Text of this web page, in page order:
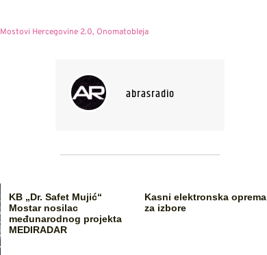
Mostovi Hercegovine 2.0,Onomatobleja
abrasradio
KB „Dr. Safet Mujić“
Mostar nosilac
međunarodnog projekta
MEDIRADAR
Kasni elektronska oprema
za izbore